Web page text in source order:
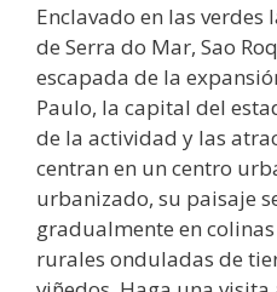
Enclavado en las
de Serra do Mar, Sao
escapada de la
Paulo, la capital del
de la actividad y las
centran en un centro
urbanizado, su paisaje
gradualmente en
rurales onduladas de